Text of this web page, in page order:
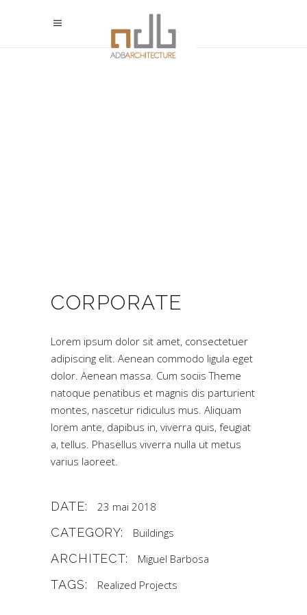
CORPORATE
Lorem ipsum dolor sit amet, consectetuer
adipiscing elit. Aenean commodo ligula eget
dolor. Aenean massa. Cum sociis Theme
natoque penatibus et magnis dis parturient
montes, nascetur ridiculus mus. Aliquam
lorem ante, dapibus in, viverra quis, feugiat
a, tellus. Phasellus viverra nulla ut metus
varius laoreet.
DATE: 23 mai 2018
CATEGORY: Buildings
ARCHITECT: Miguel Barbosa
TAGS: Realized Projects